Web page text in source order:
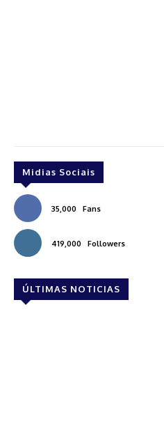
Midias Sociais
35,000 Fans
419,000 Followers
ÚLTIMAS NOTICIAS